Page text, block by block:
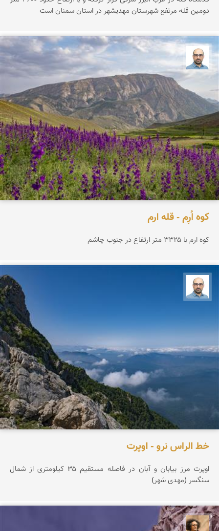
دومین قله مرتفع شهرستان مهدیشهر در استان سمنان است
کوه اُرِم - قله ارم
کوه ارم با ۳۳۲۵ متر ارتفاع در جنوب چاشم
خط الراس نرو - اوپرت
اوپرت مرز بیابان و آبان در فاصله مستقیم ۳۵ کیلومتری از شمال
سنگسر (مهدی شهر)
مصطفی ربیعی بهشتی